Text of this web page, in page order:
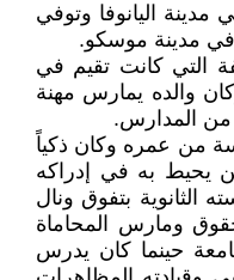
لينين في 22/ نيسان/ 1870 في مدينة اليانوفا وتوفي
التي كانت تقيم في
والده يمارس مهنة
من المدارس.
من عمره وكان ذكياً
يحيط به في إدراكه
الثانوية بتفوق ونال
ومارس المحاماة
حينما كان يدرس